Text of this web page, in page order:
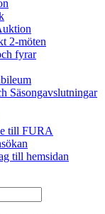
2-möten
fyrar
Säsongavslutningar
till FURA
till hemsidan